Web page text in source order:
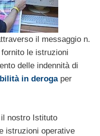
il messaggio n.
le istruzioni
delle indennità di
in derogaper
nostro Istituto
istruzioni operative